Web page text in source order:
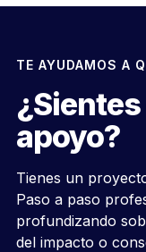
TE AYUDAMOS A
apoyo?
Tienes un
Paso a paso
profundizando
del impacto o